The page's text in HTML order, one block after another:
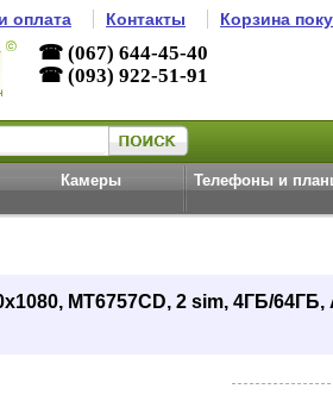
оплата Контакты Корзина
☎ (067) 644-45-40
☎ (093) 922-51-91
Камеры Телефоны и
MT6757CD, 2 sim, 4ГБ/